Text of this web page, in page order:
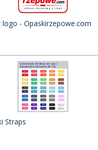
- Opaskirzepowe.com
Straps